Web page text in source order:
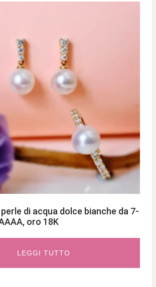
di acqua dolce bianche da 7-
oro 18K
LEGGI TUTTO